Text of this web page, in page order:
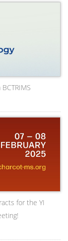
for the YI